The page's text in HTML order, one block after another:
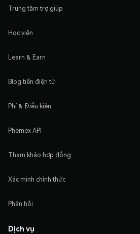
Trung tâm trợ giúp
Học viện
Learn & Earn
Blog tiền điện tử
Phí & Điều kiện
Phemex API
Tham khảo hợp đồng
Xác minh chính thức
Phản hồi
Dịch vụ